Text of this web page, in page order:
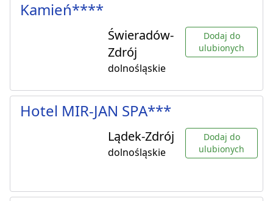
Kamień****
Świeradów-
Zdrój
dolnośląskie
Dodaj do
ulubionych
Hotel MIR-JAN SPA***
Lądek-Zdrój
dolnośląskie
Dodaj do
ulubionych